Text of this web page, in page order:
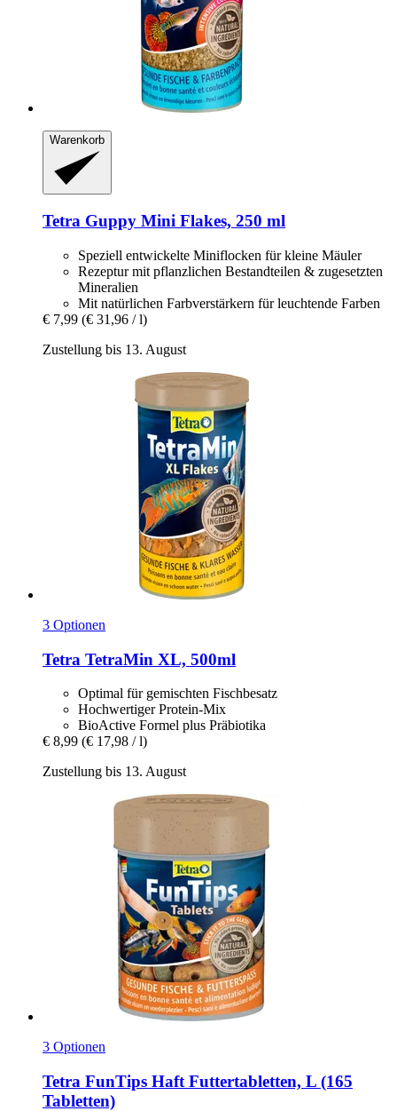
Warenkorb
Tetra Guppy Mini Flakes, 250 ml
Speziell entwickelte Miniflocken für kleine Mäuler
Rezeptur mit pflanzlichen Bestandteilen & zugesetzten
Mineralien
Mit natürlichen Farbverstärkern für leuchtende Farben
€ 7,99 (€ 31,96 / l)
Zustellung bis 13. August
3 Optionen
Tetra TetraMin XL, 500ml
Optimal für gemischten Fischbesatz
Hochwertiger Protein-Mix
BioActive Formel plus Präbiotika
€ 8,99 (€ 17,98 / l)
Zustellung bis 13. August
3 Optionen
Tetra FunTips Haft Futtertabletten, L (165
Tabletten)